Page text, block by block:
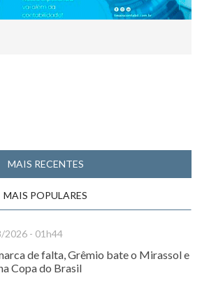
MAIS RECENTES
MAIS POPULARES
2026 - 01h44
de falta, Grêmio bate o Mirassol e
Copa do Brasil